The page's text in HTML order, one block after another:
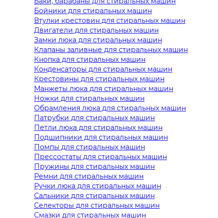
Бойники для стиральных машин
Втулки крестовин для стиральных машин
Двигатели для стиральных машин
Замки люка для стиральных машин
Клапаны заливные для стиральных машин
Кнопка для стиральных машин
Конденсаторы для стиральных машин
Крестовины для стиральных машин
Манжеты люка для стиральных машин
Ножки для стиральных машин
Обрамления люка для стиральных машин
Патрубки для стиральных машин
Петли люка для стиральных машин
Подшипники для стиральных машин
Помпы для стиральных машин
Прессостаты для стиральных машин
Пружины для стиральных машин
Ремни для стиральных машин
Ручки люка для стиральных машин
Сальники для стиральных машин
Селекторы для стиральных машин
Смазки для стиральных машин